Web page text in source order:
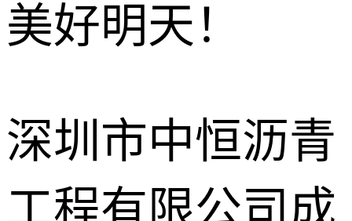
美好明天！
深圳市中恒沥青
工程有限公司成
沥青冷补料